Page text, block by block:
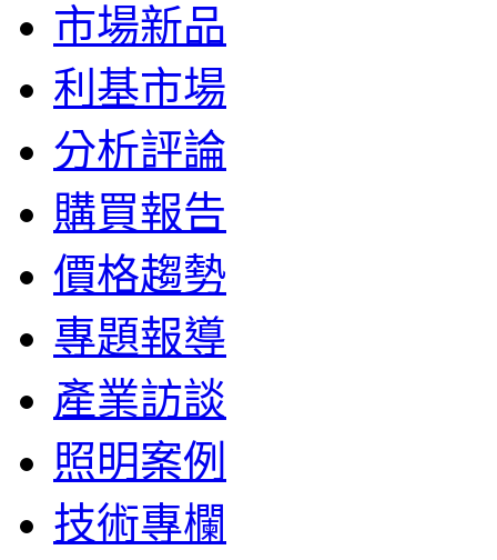
市場新品
利基市場
分析評論
購買報告
價格趨勢
專題報導
產業訪談
照明案例
技術專欄